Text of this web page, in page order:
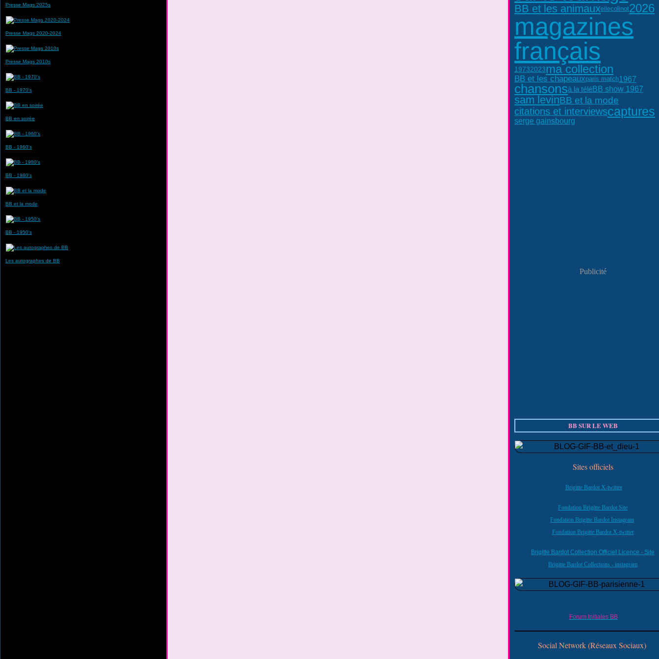
Presse Mags 2025s
Presse Mags 2020-2024
Presse Mags 2010s
BB - 1970's
BB en soirée
BB - 1960's
BB - 1980's
BB et la mode
BB - 1950's
Les autographes de BB
BB et les animauxellecolinot2026
magazines
français
19732023ma collection
BB et les chapeauxparis match1967
chansonsà la téléBB show 1967
sam levinBB et la mode
citations et interviewscaptures
serge gainsbourg
Publicité
BB SUR LE WEB
Sites officiels
Brigitte Bardot X-twitter
Fondation Brigitte Bardot Site
Fondation Brigitte Bardot Instagram
Fondation Brigitte Bardot X-twitter
Brigitte Bardot Collection Officiel Licence - Site
Brigitte Bardot Collections - instagram
Forum Initiales BB
Social Network (Réseaux Sociaux)